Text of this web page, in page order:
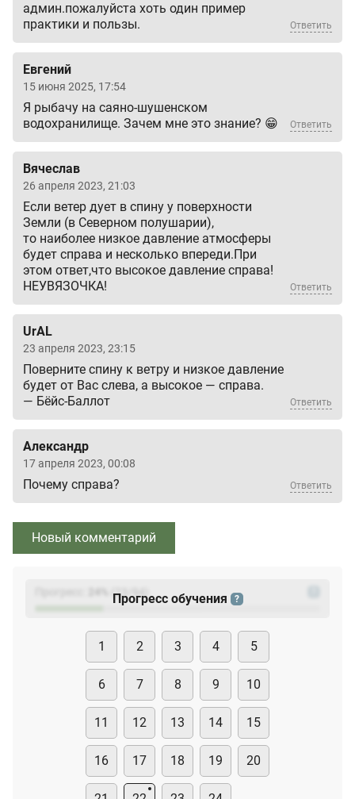
админ.пожалуйста хоть один пример
практики и пользы.
Ответить
Евгений
15 июня 2025, 17:54
Я рыбачу на саяно-шушенском
водохранилище. Зачем мне это знание? 😁
Ответить
Вячеслав
26 апреля 2023, 21:03
Если ветер дует в спину у поверхности
Земли (в Северном полушарии),
то наиболее низкое давление атмосферы
будет справа и несколько впереди.При
этом ответ,что высокое давление справа!
НЕУВЯЗОЧКА!
Ответить
UrAL
23 апреля 2023, 23:15
Поверните спину к ветру и низкое давление
будет от Вас слева, а высокое — справа.
— Бёйс-Баллот
Ответить
Александр
17 апреля 2023, 00:08
Почему справа? Ответить
Новый комментарий
(23
Прогресс обучения ?
1 2 3 4 5
6 7 8 9 10
11 12 13 14 15
16 17 18 19 20